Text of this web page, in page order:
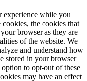
experience while you
the cookies that
browser as they are
of the website. We
and understand how
stored in your browser
to opt-out of these
may have an effect